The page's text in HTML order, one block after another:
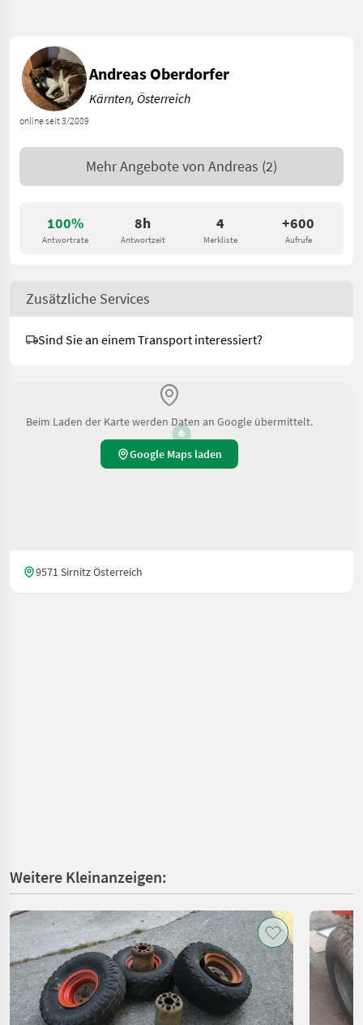
100%
Antwortrate
8h
Antwortzeit
4
Merkliste
+600
Aufrufe
online seit 3/2009
Andreas Oberdorfer
Kärnten, Österreich
Mehr Angebote von Andreas (2)
Zusätzliche Services
Sind Sie an einem Transport interessiert?
Beim Laden der Karte werden Daten an Google übermittelt.
Google Maps laden
9571 Sirnitz Österreich
Weitere Kleinanzeigen: